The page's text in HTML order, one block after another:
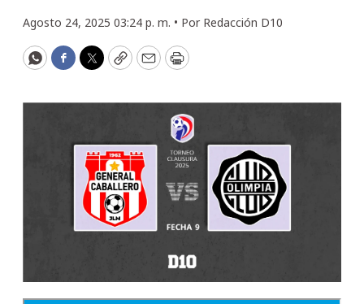
Agosto 24, 2025 03:24 p. m. • Por Redacción D10
WhatsApp
Facebook
Twitter
CopyEmailPrint